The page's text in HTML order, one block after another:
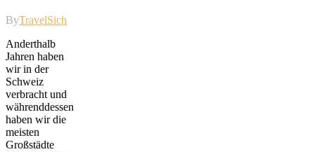
ByTravelSicht
Anderthalb
Jahren haben
wir in der
Schweiz
verbracht und
währenddessen
haben wir die
meisten
Großstädte